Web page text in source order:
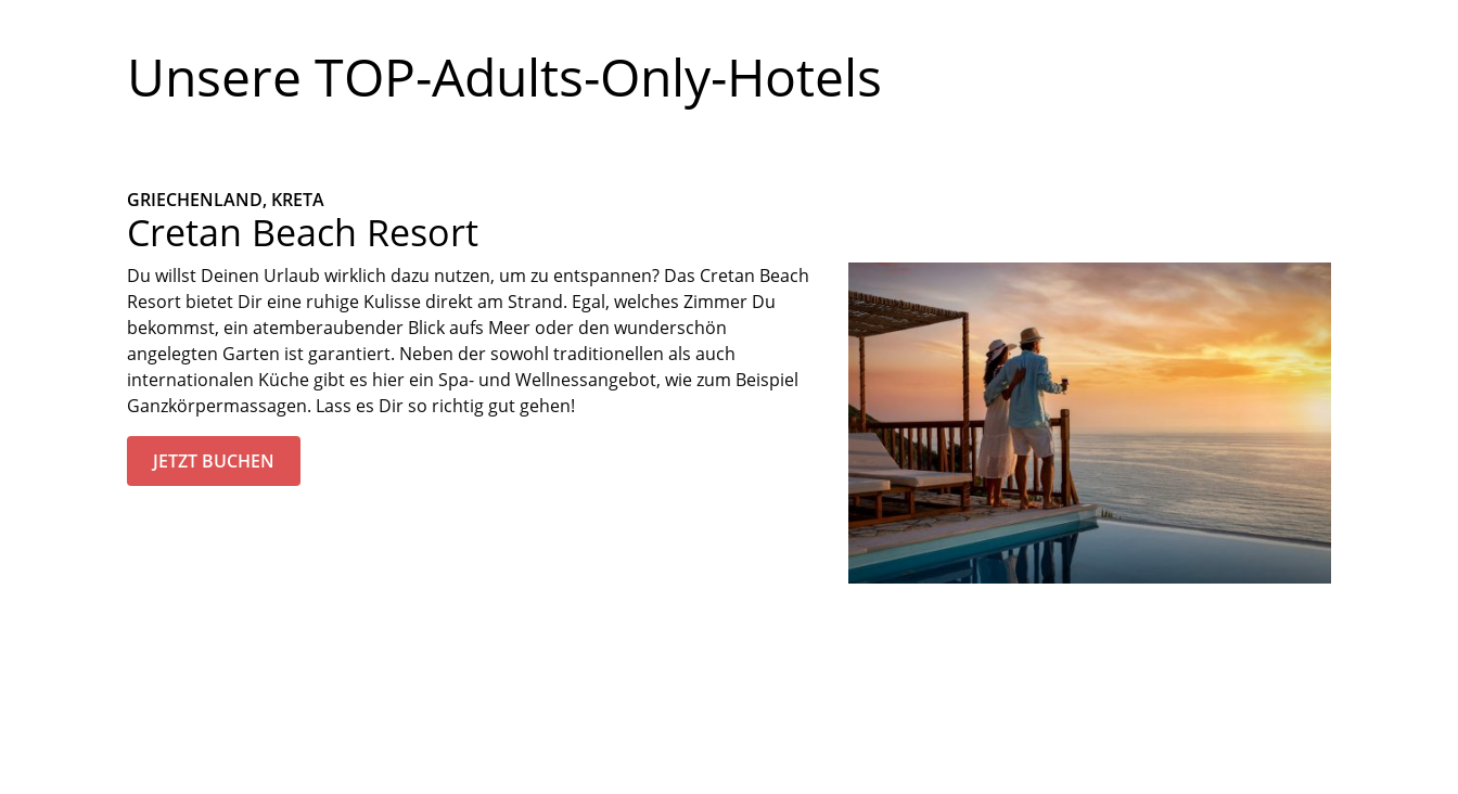
Unsere TOP-Adults-Only-Hotels
GRIECHENLAND, KRETA
Cretan Beach Resort
Du willst Deinen Urlaub wirklich dazu nutzen, um zu entspannen? Das Cretan Beach
Resort bietet Dir eine ruhige Kulisse direkt am Strand. Egal, welches Zimmer Du
bekommst, ein atemberaubender Blick aufs Meer oder den wunderschön
angelegten Garten ist garantiert. Neben der sowohl traditionellen als auch
internationalen Küche gibt es hier ein Spa- und Wellnessangebot, wie zum Beispiel
Ganzkörpermassagen. Lass es Dir so richtig gut gehen!
JETZT BUCHEN